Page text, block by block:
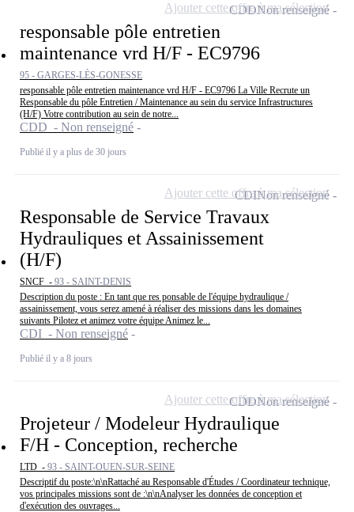
responsable pôle entretien
maintenance vrd H/F - EC9796
95 - GARGES-LÈS-GONESSE
responsable pôle entretien maintenance vrd H/F - EC9796 La Ville Recrute un
Responsable du pôle Entretien / Maintenance au sein du service Infrastructures
(H/F) Votre contribution au sein de notre...
CDD - Non renseigné
Publié il y a plus de 30 jours
CDDNon renseigné
Ajouter cette offre à ma sélection
Responsable de Service Travaux
Hydrauliques et Assainissement
(H/F)
SNCF - 93 - SAINT-DENIS
Description du poste : En tant que res ponsable de l'équipe hydraulique /
assainissement, vous serez amené à réaliser des missions dans les domaines
suivants Pilotez et animez votre équipe Animez le...
CDI - Non renseigné
Publié il y a 8 jours
CDINon renseigné
Ajouter cette offre à ma sélection
Projeteur / Modeleur Hydraulique
F/H - Conception, recherche
LTD - 93 - SAINT-OUEN-SUR-SEINE
Descriptif du poste:\n\nRattaché au Responsable d'Études / Coordinateur technique,
vos principales missions sont de :\n\nAnalyser les données de conception et
d'exécution des ouvrages...
CDDNon renseigné
Ajouter cette offre à ma sélection